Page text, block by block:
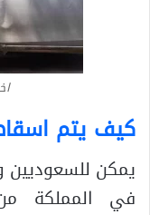
كيف يتم
يمكن للسعوديين
في المملكة